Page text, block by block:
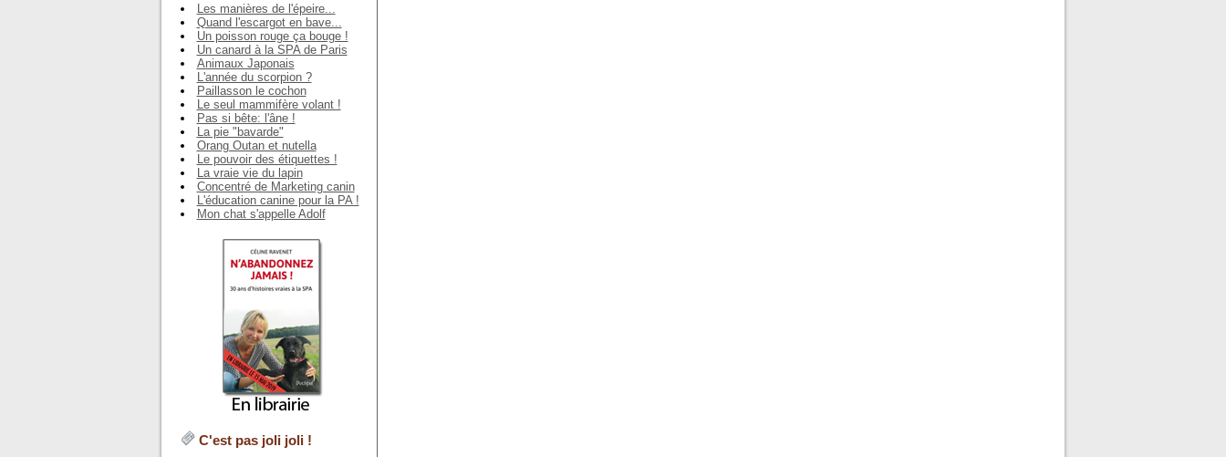
Les manières de l'épeire...
Quand l'escargot en bave...
Un poisson rouge ça bouge !
Un canard à la SPA de Paris
Animaux Japonais
L'année du scorpion ?
Paillasson le cochon
Le seul mammifère volant !
Pas si bête: l'âne !
La pie "bavarde"
Orang Outan et nutella
Le pouvoir des étiquettes !
La vraie vie du lapin
Concentré de Marketing canin
L'éducation canine pour la PA !
Mon chat s'appelle Adolf
C'est pas joli joli !